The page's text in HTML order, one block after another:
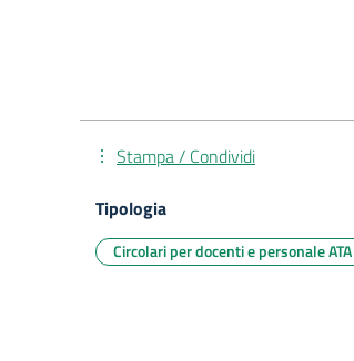
Stampa / Condividi
Tipologia
Circolari per docenti e personale ATA